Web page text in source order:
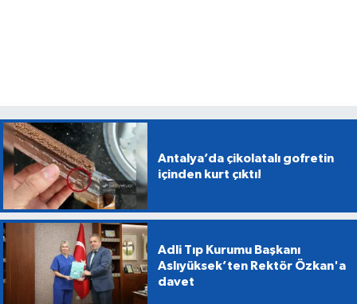
Antalya’da çikolatalı gofretin
içinden kurt çıktı!
Adli Tıp Kurumu Başkanı
Aslıyüksek’ten Rektör Özkan'a
davet